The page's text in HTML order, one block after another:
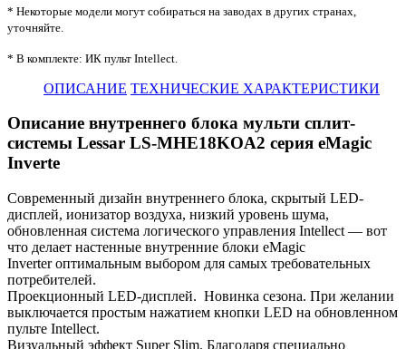
* Некоторые модели могут собираться на заводах в других странах,
уточняйте.
* В комплекте: ИК пульт Intellect.
ОПИСАНИЕ ТЕХНИЧЕСКИЕ ХАРАКТЕРИСТИКИ
Описание внутреннего блока мульти сплит-
системы Lessar LS-MHE18KОA2 серия eMagic
Inverte
Современный дизайн внутреннего блока, скрытый LED-
дисплей, ионизатор воздуха, низкий уровень шума,
обновленная система логического управления Intellect — вот
что делает настенные внутренние блоки eMagic
Inverter оптимальным выбором для самых требовательных
потребителей.
Проекционный LED-дисплей. Новинка сезона. При желании
выключается простым нажатием кнопки LED на обновленном
пульте Intellect.
Визуальный эффект Super Slim. Благодаря специально